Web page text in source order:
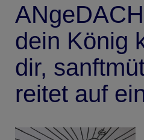
dein König
dir,
reitet auf